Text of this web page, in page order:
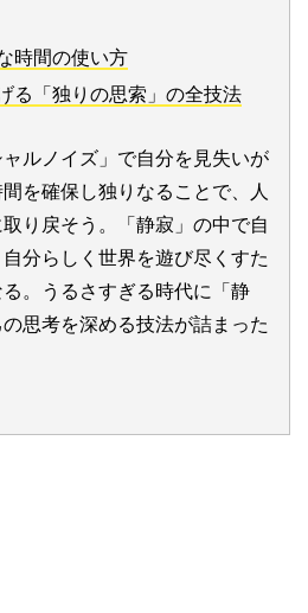
時間の使い方
る「独りの思索」の全技法
ルノイズ」で自分を見失いが
を確保し独りなることで、人
り戻そう。「静寂」の中で自
分らしく世界を遊び尽くすた
。うるさすぎる時代に「静
思考を深める技法が詰まった